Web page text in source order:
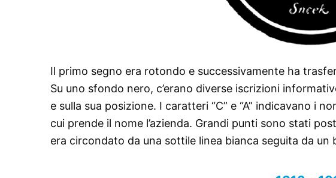
Il primo segno era rotondo e successivamente ha
Su uno sfondo nero, c’erano diverse iscrizioni
e sulla sua posizione. I caratteri “C” e “A” indicavano i
cui prende il nome l’azienda. Grandi punti sono stati
era circondato da una sottile linea bianca seguita da un